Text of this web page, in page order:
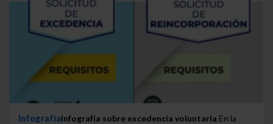
InfografíaInfografía sobre excedencia voluntaria En la